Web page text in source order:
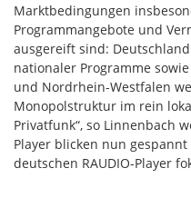
Marktbedingungen
Programmangebote und
ausgereift sind:
nationaler Programme
und Nordrhein-Westfalen
Monopolstruktur im rein
Privatfunk“, so Linnenbach
Player blicken nun
deutschen RAUDIO-Player